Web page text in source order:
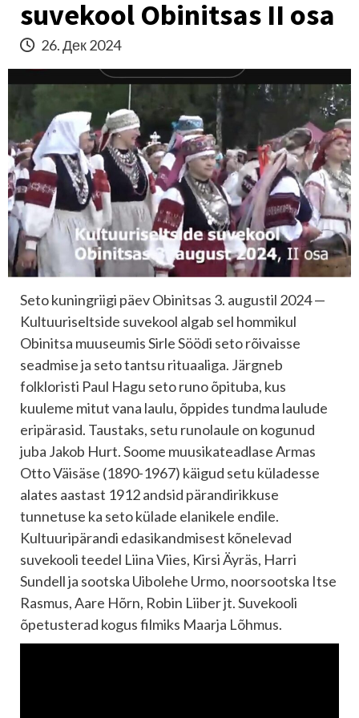
suvekool Obinitsas II osa
26. Дек 2024
Seto kuningriigi päev Obinitsas 3. augustil 2024 —
Kultuuriseltside suvekool algab sel hommikul
Obinitsa muuseumis Sirle Söödi seto rõivaisse
seadmise ja seto tantsu rituaaliga. Järgneb
folkloristi Paul Hagu seto runo õpituba, kus
kuuleme mitut vana laulu, õppides tundma laulude
eripärasid. Taustaks, setu runolaule on kogunud
juba Jakob Hurt. Soome muusikateadlase Armas
Otto Väisäse (1890-1967) käigud setu küladesse
alates aastast 1912 andsid pärandirikkuse
tunnetuse ka seto külade elanikele endile.
Kultuuripärandi edasikandmisest kõnelevad
suvekooli teedel Liina Viies, Kirsi Äyräs, Harri
Sundell ja sootska Uibolehe Urmo, noorsootska Itse
Rasmus, Aare Hõrn, Robin Liiber jt. Suvekooli
õpetusterad kogus filmiks Maarja Lõhmus.